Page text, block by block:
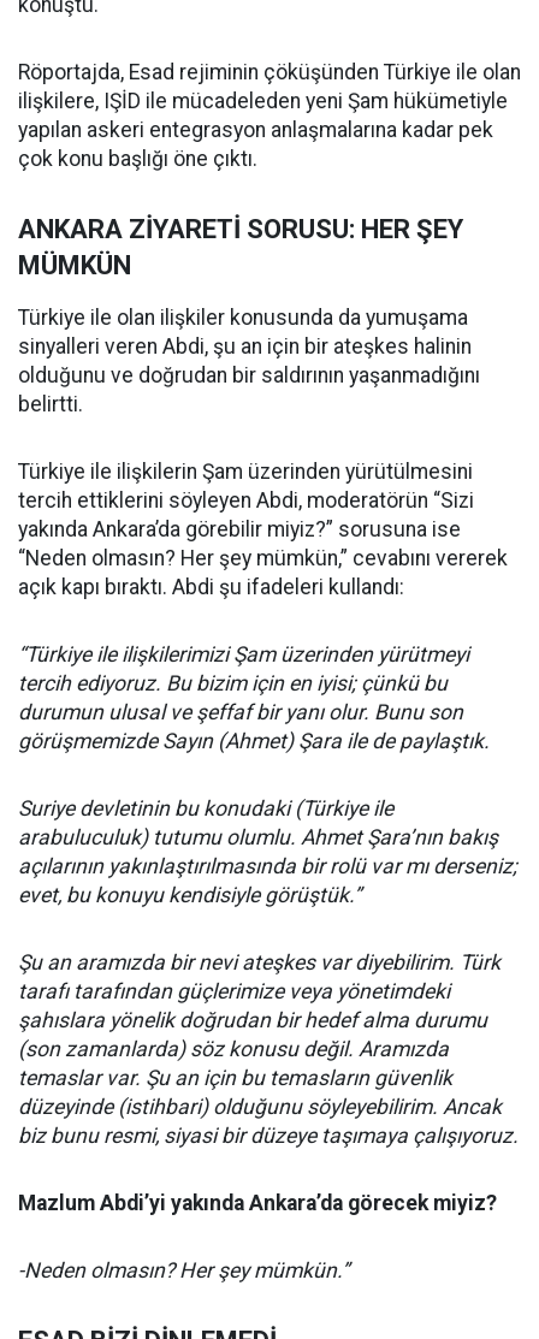
konuştu.
Röportajda, Esad rejiminin çöküşünden Türkiye ile olan
ilişkilere, IŞİD ile mücadeleden yeni Şam hükümetiyle
yapılan askeri entegrasyon anlaşmalarına kadar pek
çok konu başlığı öne çıktı.
ANKARA ZİYARETİ SORUSU: HER ŞEY
MÜMKÜN
Türkiye ile olan ilişkiler konusunda da yumuşama
sinyalleri veren Abdi, şu an için bir ateşkes halinin
olduğunu ve doğrudan bir saldırının yaşanmadığını
belirtti.
Türkiye ile ilişkilerin Şam üzerinden yürütülmesini
tercih ettiklerini söyleyen Abdi, moderatörün “Sizi
yakında Ankara’da görebilir miyiz?” sorusuna ise
“Neden olmasın? Her şey mümkün,” cevabını vererek
açık kapı bıraktı. Abdi şu ifadeleri kullandı:
“Türkiye ile ilişkilerimizi Şam üzerinden yürütmeyi
tercih ediyoruz. Bu bizim için en iyisi; çünkü bu
durumun ulusal ve şeffaf bir yanı olur. Bunu son
görüşmemizde Sayın (Ahmet) Şara ile de paylaştık.
Suriye devletinin bu konudaki (Türkiye ile
arabuluculuk) tutumu olumlu. Ahmet Şara’nın bakış
açılarının yakınlaştırılmasında bir rolü var mı derseniz;
evet, bu konuyu kendisiyle görüştük.”
Şu an aramızda bir nevi ateşkes var diyebilirim. Türk
tarafı tarafından güçlerimize veya yönetimdeki
şahıslara yönelik doğrudan bir hedef alma durumu
(son zamanlarda) söz konusu değil. Aramızda
temaslar var. Şu an için bu temasların güvenlik
düzeyinde (istihbari) olduğunu söyleyebilirim. Ancak
biz bunu resmi, siyasi bir düzeye taşımaya çalışıyoruz.
Mazlum Abdi’yi yakında Ankara’da görecek miyiz?
-Neden olmasın? Her şey mümkün.”